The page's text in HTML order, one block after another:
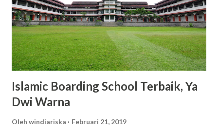
Memikat dan Tahan Lama Scarlett menawarkan berbagai
varian aroma yang tidak hanya menyegarkan, tetapi juga
tahan lama. Varian seperti Romansa, Charming, dan Freshy
menjadi favorit banyak pengguna karena wanginya yang
elegan dan tidak mengganggu. 3. Kandungan Glutat...
Islamic Boarding School Terbaik, Ya
Dwi Warna
Oleh windiariska Februari 21, 2019